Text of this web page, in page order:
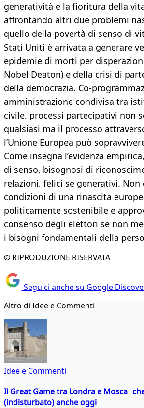
generatività e la fioritura della
affrontando altri due problemi
quello della povertà di senso di
Stati Uniti è arrivata a generare
epidemie di morti per
Nobel Deaton) e della crisi di
della democrazia. Co-
amministrazione condivisa tra
civile, processi partecipativi non
qualsiasi ma il processo
l’Unione Europea può
Come insegna l’evidenza
di senso, bisognosi di
relazioni, felici se generativi. Non
condizioni di una rinascita
politicamente sostenibile e
consenso degli elettori se non
i bisogni fondamentali della
© RIPRODUZIONE RISERVATA
Seguici anche su Google
Altro di Idee e Commenti
Idee e Commenti
Il Great Game tra Londra e Mosca
(indisturbato) anche oggi